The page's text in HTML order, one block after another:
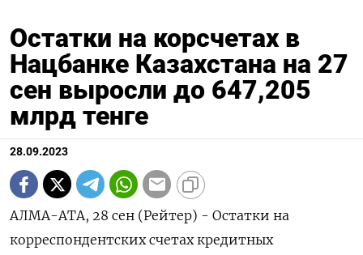
Остатки на корсчетах в
Нацбанке Казахстана на 27
сен выросли до 647,205
млрд тенге
28.09.2023
АЛМА-АТА, 28 сен (Рейтер) - Остатки на
корреспондентских счетах кредитных